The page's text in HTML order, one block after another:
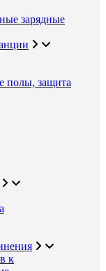
зарядные
полы, защита
к